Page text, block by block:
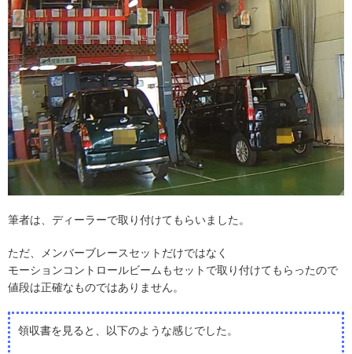
筆者は、ディーラーで取り付けてもらいました。
ただ、メンバーブレースセットだけではなく
モーションコントロールビームもセットで取り付けてもらったので
値段は正確なものではありません。
領収書を見ると、以下のような感じでした。